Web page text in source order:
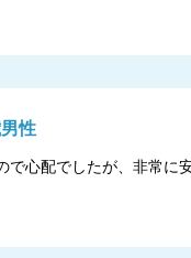
男性
で心配でしたが、非常に